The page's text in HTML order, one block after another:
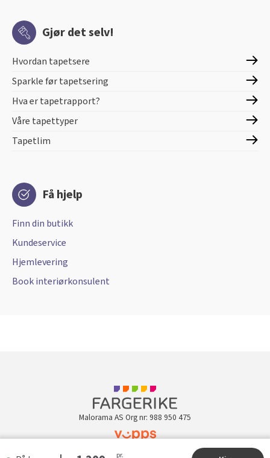
pr.
Gjør det selv!
Hvordan tapetsere
Sparkle før tapetsering
Hva er tapetrapport?
Våre tapettyper
Tapetlim
Få hjelp
Finn din butikk
Kundeservice
Hjemlevering
Book interiørkonsulent
Malorama AS Org nr: 988 950 475